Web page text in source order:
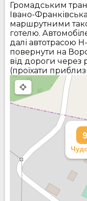
Громадським
Івано-
маршрутними
готелю.
далі автотрасою
повернути на
від дороги через
(проїхати
9